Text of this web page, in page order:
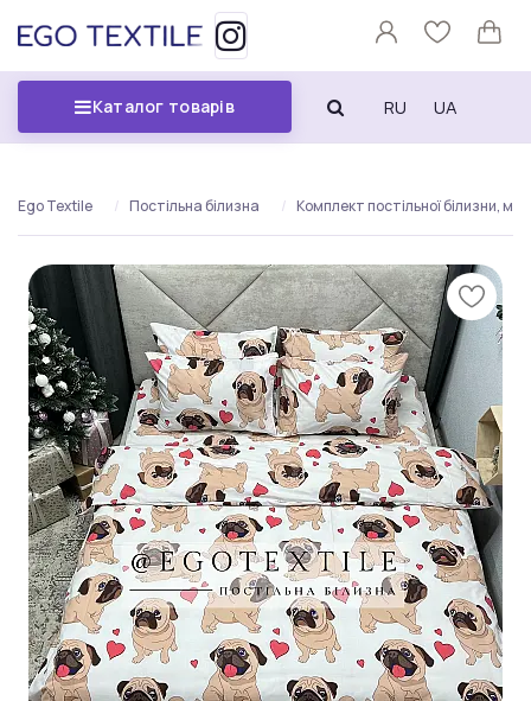
Каталог товарів RU UA
Ego Textile Постільна білизна Комплект постільної білизни,